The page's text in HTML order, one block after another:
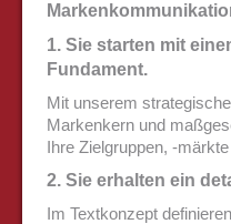
1. Sie starten mit
Fundament.
Mit unserem
Markenkern und
Ihre Zielgruppen, -
2. Sie erhalten ein
Im Textkonzept